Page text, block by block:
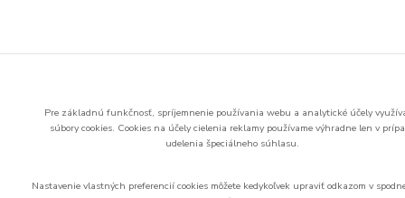
Pre základnú funkčnosť, spríjemnenie používania webu a analytické účely
súbory cookies. Cookies na účely cielenia reklamy používame výhradne len v
udelenia špeciálneho súhlasu.
Nastavenie vlastných preferencií cookies môžete kedykoľvek upraviť odkazom v